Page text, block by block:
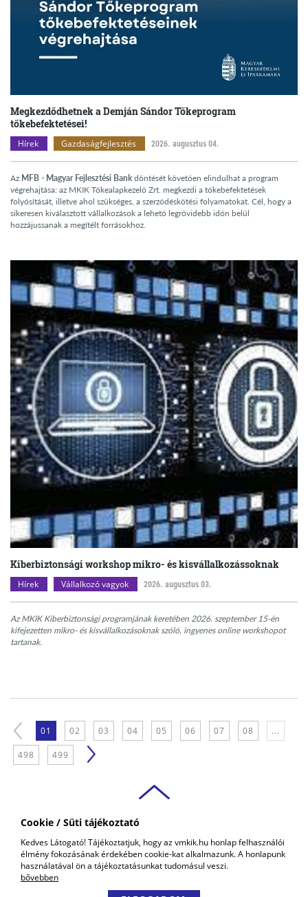
Cookie / Süti tájékoztató
Kedves Látogató! Tájékoztatjuk, hogy az vmkik.hu honlap felhasználói
élmény fokozásának érdekében cookie-kat alkalmazunk. A honlapunk
használatával ön a tájékoztatásunkat tudomásul veszi.
bővebben
Megkezdődhetnek a Demján Sándor Tőkeprogram
tőkebefektetései!
Hírek Gazdaságfejlesztés 2026. augusztus 04.
Az MFB - Magyar Fejlesztési Bank döntését követően elindulhat a program
végrehajtása: az MKIK Tőkealapkezelő Zrt. megkezdi a tőkebefektetések
folyósítását, illetve ahol szükséges, a szerződéskötési folyamatokat. Cél, hogy a
sikeresen kiválasztott vállalkozások a lehető legrövidebb időn belül
hozzájussanak a megítélt forrásokhoz.
Kiberbiztonsági workshop mikro- és kisvállalkozássoknak
Hírek Vállalkozó vagyok 2026. augusztus 03.
Az MKIK Kiberbiztonsági programjának keretében 2026. szeptember 15-én
kifejezetten mikro- és kisvállalkozásoknak szóló, ingyenes online workshopot
tartanak.
01 02 03 04 05 06 07 08 ...
498 499
VAS VÁRMEGYEI
KERESKEDELMI ÉS IPARKAMARA
COPYRIGHT © 2018 - 2026 VMKIK. |
ALL RIGHTS RESERVED! DESIGNED &
POWERED BY
POSITIVE ADAMSKY